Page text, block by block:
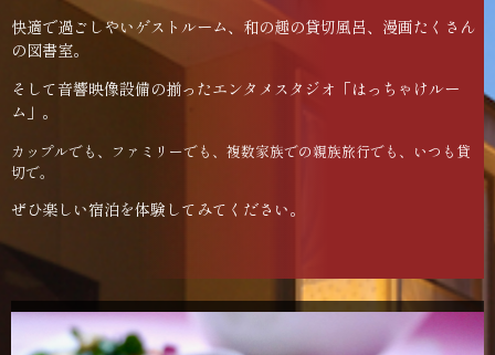
快適で過ごしやいゲストルーム、和の趣の貸切風呂、漫画たくさん
の図書室。
そして音響映像設備の揃ったエンタメスタジオ「はっちゃけルー
ム」。
カップルでも、ファミリーでも、複数家族での親族旅行でも、いつも貸
切で。
ぜひ楽しい宿泊を体験してみてください。